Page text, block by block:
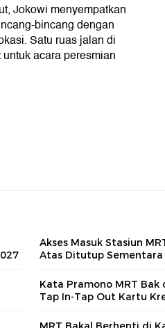
Jokowi menyempatkan
bincang dengan
Satu ruas jalan di
acara peresmian
Akses Masuk Stasiun
Atas Ditutup Sementara
Kata Pramono MRT Bak
Tap In-Tap Out Kartu